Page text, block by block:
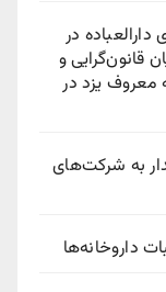
در
قانون‌گرایی و
معروف یزد در
به شرکت‌های
داروخانه‌ها